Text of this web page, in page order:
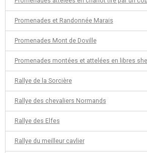
Promenades et Randonnée Marais
Promenades Mont de Doville
Promenades montées et attelées en libres
Rallye de la Sorcière
Rallye des chevaliers Normands
Rallye des Elfes
Rallye du meilleur cavlier